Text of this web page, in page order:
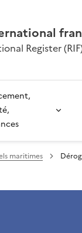
Register
maritimes